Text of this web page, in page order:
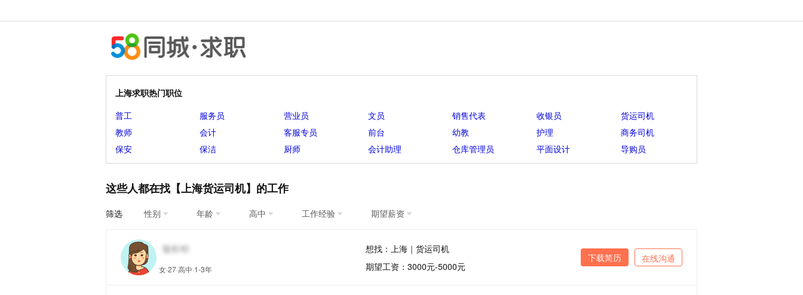
上海求职热门职位
普工 服务员 营业员 文员 销售代表 收银员
货运司机
教师
会计 客服专员 前台 幼教 护理
商务司机
保安
保洁 厨师 会计助理 仓库管理员 平面设计 导购员
这些人都在找【上海货运司机】的工作
筛选 性别 年龄 高中 工作经验 期望薪资
女·27·高中·1-3年
想找：上海｜货运司机
期望工资：3000元-5000元
在线沟通
下载简历